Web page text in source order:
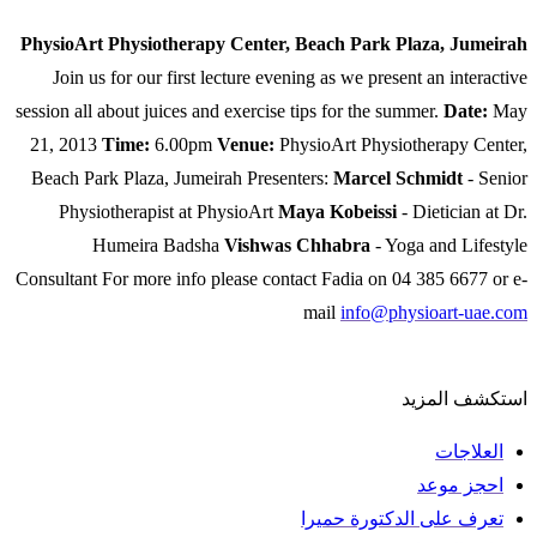
PhysioArt Physiotherapy Center, Beach Park Plaza, Jumeirah
Join us for our first lecture evening as we present an interactive
session all about juices and exercise tips for the summer. Date: May
21, 2013 Time: 6.00pm Venue: PhysioArt Physiotherapy Center,
Beach Park Plaza, Jumeirah Presenters: Marcel Schmidt - Senior
Physiotherapist at PhysioArt Maya Kobeissi - Dietician at Dr.
Humeira Badsha Vishwas Chhabra - Yoga and Lifestyle
Consultant For more info please contact Fadia on 04 385 6677 or e-
mail info@physioart-uae.com
استكشف المزيد
العلاجات
احجز موعد
تعرف على الدكتورة حميرا